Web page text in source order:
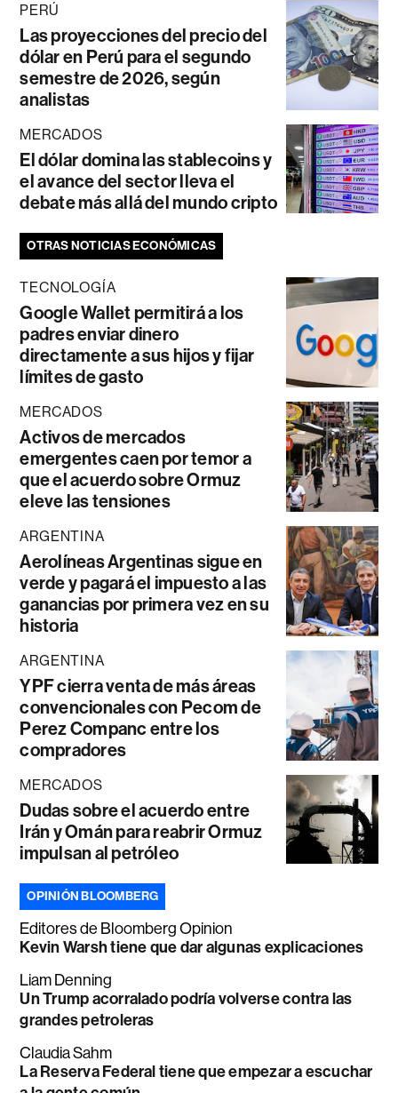
PERÚ
Las proyecciones del precio del
dólar en Perú para el segundo
semestre de 2026, según
analistas
MERCADOS
El dólar domina las stablecoins y
el avance del sector lleva el
debate más allá del mundo cripto
OTRAS NOTICIAS ECONÓMICAS
TECNOLOGÍA
Google Wallet permitirá a los
padres enviar dinero
directamente a sus hijos y fijar
límites de gasto
MERCADOS
Activos de mercados
emergentes caen por temor a
que el acuerdo sobre Ormuz
eleve las tensiones
ARGENTINA
Aerolíneas Argentinas sigue en
verde y pagará el impuesto a las
ganancias por primera vez en su
historia
ARGENTINA
YPF cierra venta de más áreas
convencionales con Pecom de
Perez Companc entre los
compradores
MERCADOS
Dudas sobre el acuerdo entre
Irán y Omán para reabrir Ormuz
impulsan al petróleo
OPINIÓN BLOOMBERG
Editores de Bloomberg Opinion
Kevin Warsh tiene que dar algunas explicaciones
Liam Denning
Un Trump acorralado podría volverse contra las
grandes petroleras
Claudia Sahm
La Reserva Federal tiene que empezar a escuchar